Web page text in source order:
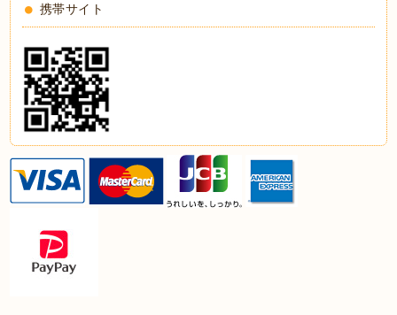
携帯サイト